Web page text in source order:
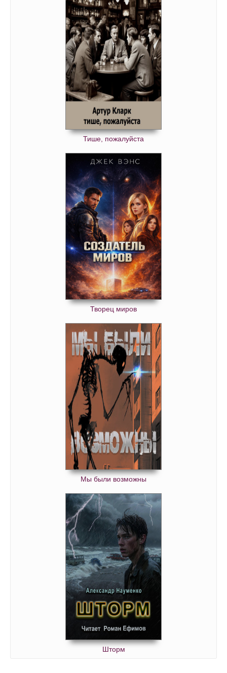
Тише, пожалуйста
Творец миров
Мы были возможны
Шторм